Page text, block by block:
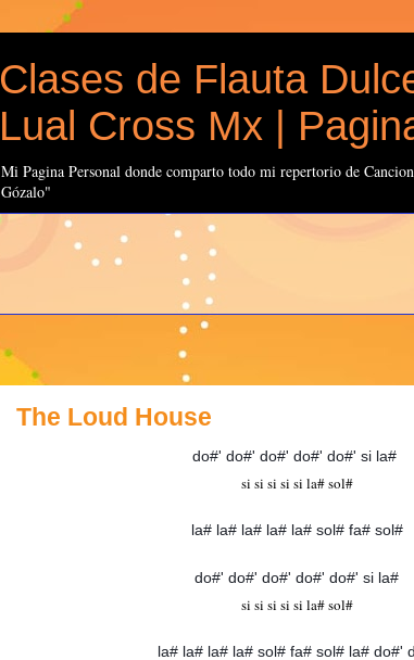
Clases de Flauta
Lual Cross Mx |
Mi Pagina Personal donde comparto todo mi repertorio de
Gózalo"
The Loud House
do#' do#' do#' do#' do#' si la#
si si si si si la# sol#
la# la# la# la# la# sol# fa# sol#
do#' do#' do#' do#' do#' si la#
si si si si si la# sol#
la# la# la# la# sol# fa# sol# la# do#'